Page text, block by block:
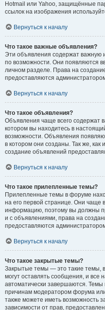
Hotmail или Yahoo, защищённые
ссылок на изображения
Вернуться к началу
Что такое важные объявления?
Эти объявления содержат
по возможности. Они появляются
личном разделе. Права на
предоставляются
Вернуться к началу
Что такое объявления?
Объявления чаще всего
котором вы находитесь в
возможности. Объявления
в котором они созданы. Так же,
создание объявлений
Вернуться к началу
Что такое прилепленные темы?
Прилепленные темы в форуме
на его первой странице. Они чаще
информацию, поэтому вы должны
и с объявлениями, права на
предоставляются
Вернуться к началу
Что такое закрытые темы?
Закрытые темы — это такие темы,
могут оставлять сообщения, и все
автоматически завершаются.
причинам модератором форума
также можете иметь возможность
зависимости от прав,